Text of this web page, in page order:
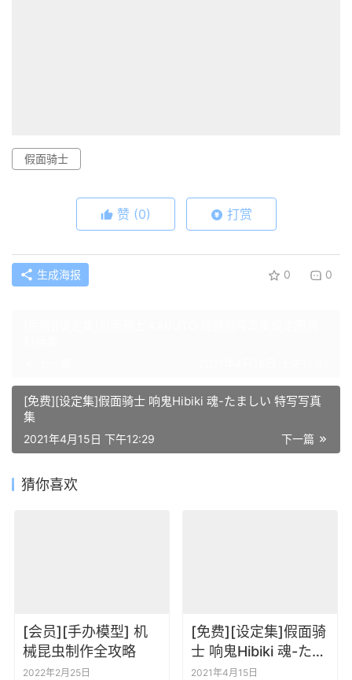
假面骑士
赞 (0) 打赏
生成海报 0 0
[免费][设定集]假面骑士 响鬼Hibiki 魂-たましい 特写写真
集
下一篇
2021年4月15日 下午12:29
猜你喜欢
[会员][手办模型] 机
械昆虫制作全攻略
2022年2月25日
[免费][设定集]假面骑
士 响鬼Hibiki 魂-たま
しい 特写写真集
2021年4月15日